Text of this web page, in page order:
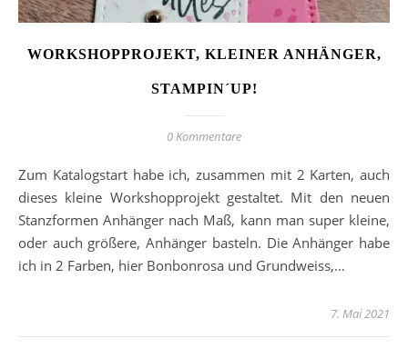
WORKSHOPPROJEKT, KLEINER ANHÄNGER,
STAMPIN´UP!
0 Kommentare
Zum Katalogstart habe ich, zusammen mit 2 Karten, auch
dieses kleine Workshopprojekt gestaltet. Mit den neuen
Stanzformen Anhänger nach Maß, kann man super kleine,
oder auch größere, Anhänger basteln. Die Anhänger habe
ich in 2 Farben, hier Bonbonrosa und Grundweiss,…
7. Mai 2021